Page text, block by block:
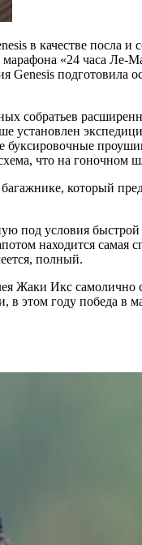
в качестве посла и
«24 часа Ле-
Genesis
собратьев
что на гоночном
который
под условия
находится самая
полный.
Жаки Икс самолично
этом году победа в